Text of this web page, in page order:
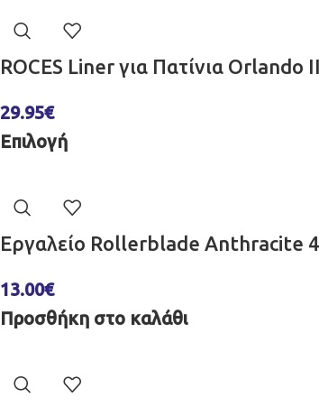
ROCES Liner για Πατίνια
29.95€
Επιλογή
Εργαλείο Rollerblade Anthracite
13.00€
Προσθήκη στο καλάθι